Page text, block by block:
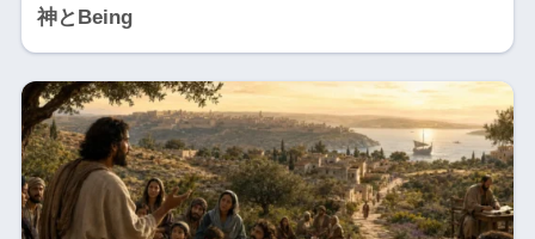
神とBeing